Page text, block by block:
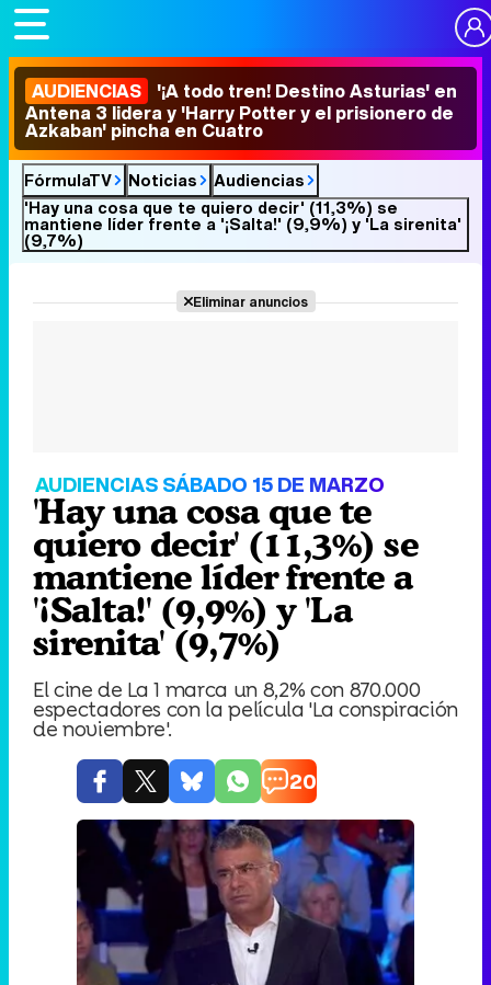
AUDIENCIAS '¡A todo tren! Destino Asturias' en
Antena 3 lidera y 'Harry Potter y el prisionero de
Azkaban' pincha en Cuatro
FórmulaTV Noticias
Audiencias
'Hay una cosa que te quiero decir' (11,3%) se
mantiene líder frente a '¡Salta!' (9,9%) y 'La sirenita'
(9,7%)
Eliminar anuncios
AUDIENCIAS SÁBADO 15 DE MARZO
'Hay una cosa que te
quiero decir' (11,3%) se
mantiene líder frente a
'¡Salta!' (9,9%) y 'La
sirenita' (9,7%)
El cine de La 1 marca un 8,2% con 870.000
espectadores con la película 'La conspiración
de noviembre'.
20